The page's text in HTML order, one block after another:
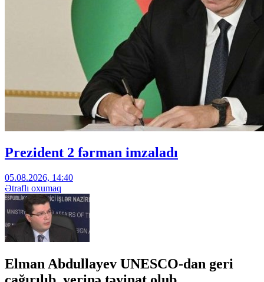
Prezident 2 fərman imzaladı
05.08.2026, 14:40
Ətraflı oxumaq
Elman Abdullayev UNESCO-dan geri